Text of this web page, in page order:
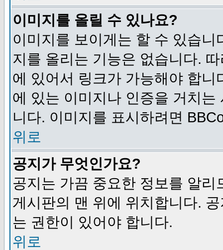
이미지를 올릴 수 있나요?
이미지를 보이게는 할 수 있습
지를 올리는 기능은 없습니다.
에 있어서 링크가 가능해야 합
에 있는 이미지나 인증을 거치
니다. 이미지를 표시하려면
위로
공지가 무엇인가요?
공지는 가끔 중요한 정보를 알
게시판의 맨 위에 위치합니다.
는 권한이 있어야 합니다.
위로